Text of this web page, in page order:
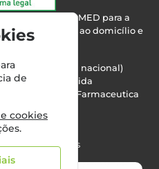
pelo INFARMED para a
de saúde ao domicílio e
para rede fixa nacional)
Teresa Almeida
- Sociedade Farmaceutica
2994
reservados
de
cookies